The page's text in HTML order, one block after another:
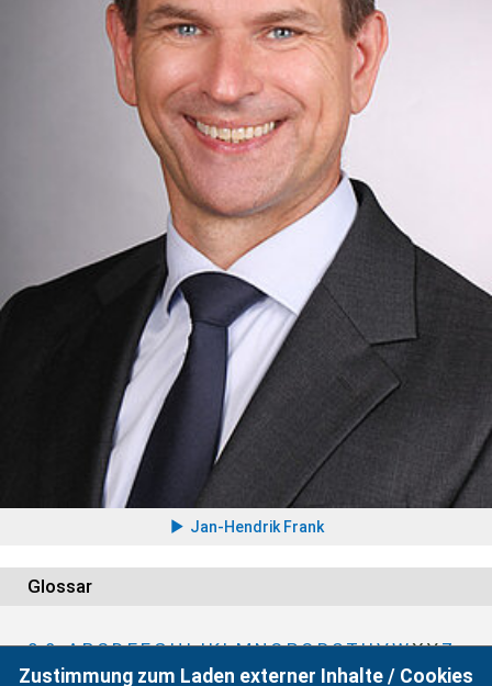
Jan-Hendrik Frank
Glossar
0-9 ABCDEFGHIJKLMNOPQRSTUVWXYZ
Zustimmung zum Laden externer Inhalte / Cookies